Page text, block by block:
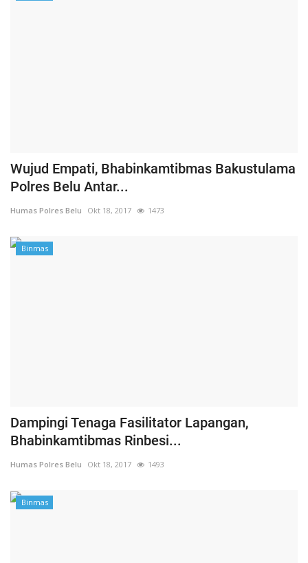
Wujud Empati, Bhabinkamtibmas Bakustulama
Polres Belu Antar...
Humas Polres Belu Okt 18, 2017 1473
Binmas
Dampingi Tenaga Fasilitator Lapangan,
Bhabinkamtibmas Rinbesi...
Humas Polres Belu Okt 18, 2017 1493
Binmas